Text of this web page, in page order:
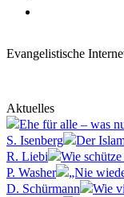
Evangelistische
Aktuelles
Ehe für alle – was
S. Isenberg
Der
R. Liebi
Wie
P. Washer
„Nie
D. Schürmann
Wie